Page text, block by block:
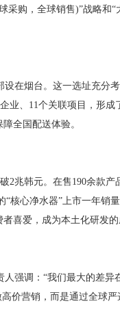
采购，全球销售)”战略和“
设在烟台。这一选址充分
业、11个关联项目，形成
全国配送体验。
2兆韩元。在售190余款产
核心净水器”上市一年销
喜爱，成为本土化研发的
强调：“我们最大的差异
价营销，而是通过全球严